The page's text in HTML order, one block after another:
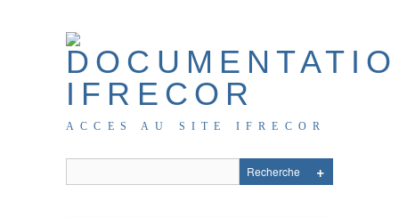
ACCES AU SITE IFRECOR